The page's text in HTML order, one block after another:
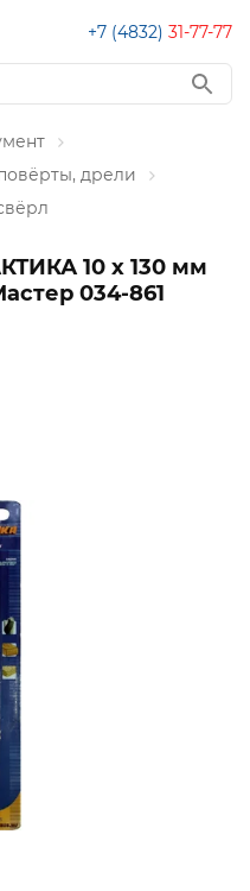
+7 (4832) 31-77-77
дрели
10 х 130 мм
034-861